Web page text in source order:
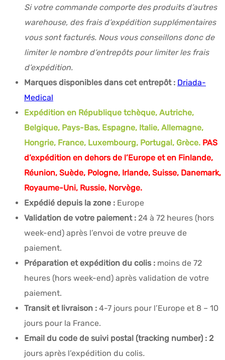
Si votre commande comporte des produits d’autres
warehouse, des frais d’expédition supplémentaires
vous sont facturés. Nous vous conseillons donc de
limiter le nombre d’entrepôts pour limiter les frais
d’expédition.
Marques disponibles dans cet entrepôt : Driada-
Medical
Expédition en République tchèque, Autriche,
Belgique, Pays-Bas, Espagne, Italie, Allemagne,
Hongrie, France, Luxembourg, Portugal, Grèce. PAS
d’expédition en dehors de l’Europe et en Finlande,
Réunion, Suède, Pologne, Irlande, Suisse, Danemark,
Royaume-Uni, Russie, Norvège.
Expédié depuis la zone : Europe
Validation de votre paiement : 24 à 72 heures (hors
week-end) après l’envoi de votre preuve de
paiement.
Préparation et expédition du colis : moins de 72
heures (hors week-end) après validation de votre
paiement.
Transit et livraison : 4-7 jours pour l’Europe et 8 – 10
jours pour la France.
Email du code de suivi postal (tracking number) : 2
jours après l’expédition du colis.